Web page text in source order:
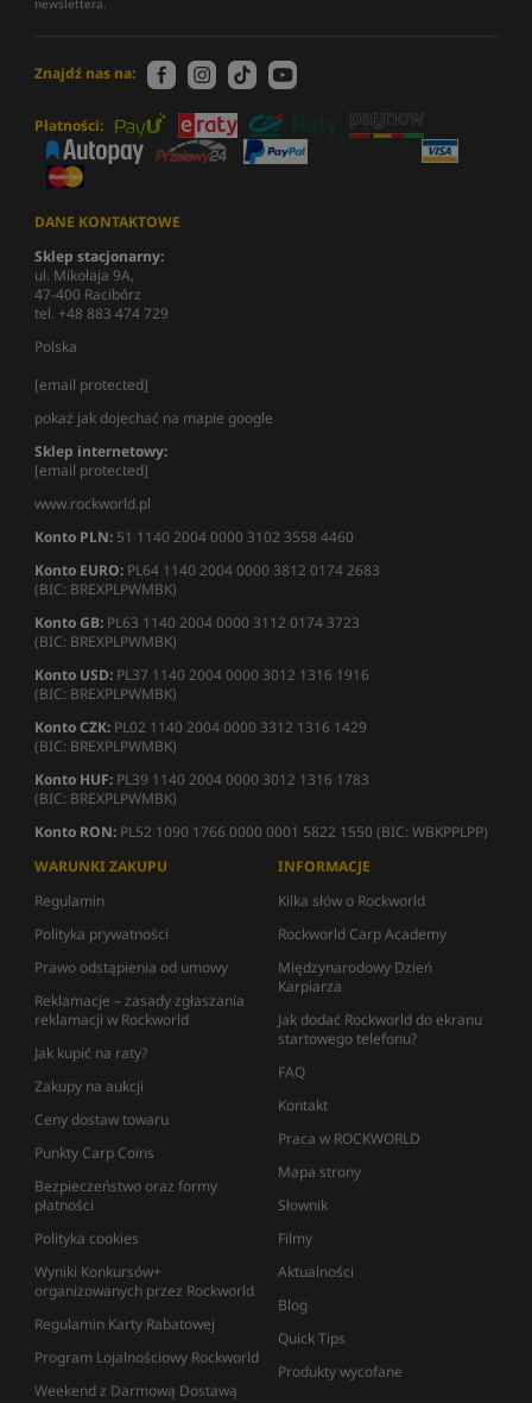
newslettera.
Znajdź nas na:
Płatności:
DANE KONTAKTOWE
Sklep stacjonarny:
ul. Mikołaja 9A,
47-400 Racibórz
tel. +48 883 474 729
Polska
[email protected]
pokaż jak dojechać na mapie google
Sklep internetowy:
[email protected]
www.rockworld.pl
Konto PLN: 51 1140 2004 0000 3102 3558 4460
Konto EURO: PL64 1140 2004 0000 3812 0174 2683
(BIC: BREXPLPWMBK)
Konto GB: PL63 1140 2004 0000 3112 0174 3723
(BIC: BREXPLPWMBK)
Konto USD: PL37 1140 2004 0000 3012 1316 1916
(BIC: BREXPLPWMBK)
Konto CZK: PL02 1140 2004 0000 3312 1316 1429
(BIC: BREXPLPWMBK)
Konto HUF: PL39 1140 2004 0000 3012 1316 1783
(BIC: BREXPLPWMBK)
Konto RON: PL52 1090 1766 0000 0001 5822 1550 (BIC: WBKPPLPP)
WARUNKI ZAKUPU
Regulamin
Polityka prywatności
Prawo odstąpienia od umowy
Reklamacje – zasady zgłaszania
reklamacji w Rockworld
Jak kupić na raty?
Zakupy na aukcji
Ceny dostaw towaru
Punkty Carp Coins
Bezpieczeństwo oraz formy
płatności
Polityka cookies
Wyniki Konkursów+
organizowanych przez Rockworld
Regulamin Karty Rabatowej
Program Lojalnościowy Rockworld
Weekend z Darmową Dostawą
INFORMACJE
Kilka słów o Rockworld
Rockworld Carp Academy
Międzynarodowy Dzień
Karpiarza
Jak dodać Rockworld do ekranu
startowego telefonu?
FAQ
Kontakt
Praca w ROCKWORLD
Mapa strony
Słownik
Filmy
Aktualności
Blog
Quick Tips
Produkty wycofane